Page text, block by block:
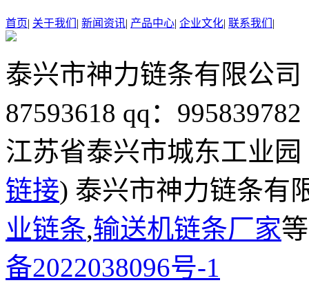
首页| 关于我们 | 新闻资讯| 产品中心| 企业文化| 联系我们 |
泰兴市神力链条有限公
87593618 qq：995839782
江苏省泰兴市城东工业园
链接) 泰兴市神力链条有
业链条,输送机链条厂家
备2022038096号-1